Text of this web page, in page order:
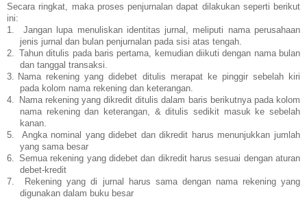
Secara ringkat, maka proses penjurnalan dapat dilakukan seperti berikut
ini:
1.
Jangan lupa menuliskan identitas jurnal, meliputi nama perusahaan
jenis jurnal dan bulan penjurnalan pada sisi atas tengah.
2.
Tahun ditulis pada baris pertama, kemudian diikuti dengan nama bulan
dan tanggal transaksi.
3.
Nama rekening yang didebet ditulis merapat ke pinggir sebelah kiri
pada kolom nama rekening dan keterangan.
4.
Nama rekening yang dikredit ditulis dalam baris berikutnya pada kolom
nama rekening dan keterangan, & ditulis sedikit masuk ke sebelah
kanan.
5.
Angka nominal yang didebet dan dikredit harus menunjukkan jumlah
yang sama besar
6.
Semua rekening yang didebet dan dikredit harus sesuai dengan aturan
debet-kredit
7.
Rekening yang di jurnal harus sama dengan nama rekening yang
digunakan dalam buku besar